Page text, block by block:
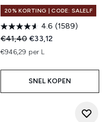
20% KORTING | CODE: SALELF
4.6 (1589)
Recommended Retail Price:
€41,40Huidige prijs:
€33,12
€946,29 per L
SNEL KOPEN